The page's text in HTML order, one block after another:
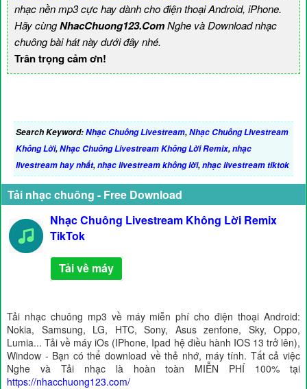
nhạc nền mp3 cực hay dành cho điện thoại Android, iPhone.
Hãy cùngNhacChuong123.ComNghe và Download nhạc
chuông bài hát này dưới đây nhé.
Trân trọng cảm ơn!
Search Keyword:Nhạc Chuông Livestream,Nhạc Chuông Livestream
Không Lời,Nhạc Chuông Livestream Không Lời Remix,nhạc
livestream hay nhất,nhạc livestream không lời,nhạc livestream tiktok
Tải nhạc chuông - Free Download
Nhạc Chuông Livestream Không Lời Remix
TikTok
Tải về máy
Tải nhạc chuông mp3 về máy miễn phí cho điện thoại Android:
Nokia, Samsung, LG, HTC, Sony, Asus zenfone, Sky, Oppo,
Lumia... Tải về máy iOs (IPhone, Ipad hệ điều hành IOS 13 trở lên),
Window - Bạn có thể download về thẻ nhớ, máy tính. Tất cả việc
Nghe và Tải nhạc là hoàn toàn MIỄN PHÍ 100% tại
https://nhacchuong123.com/